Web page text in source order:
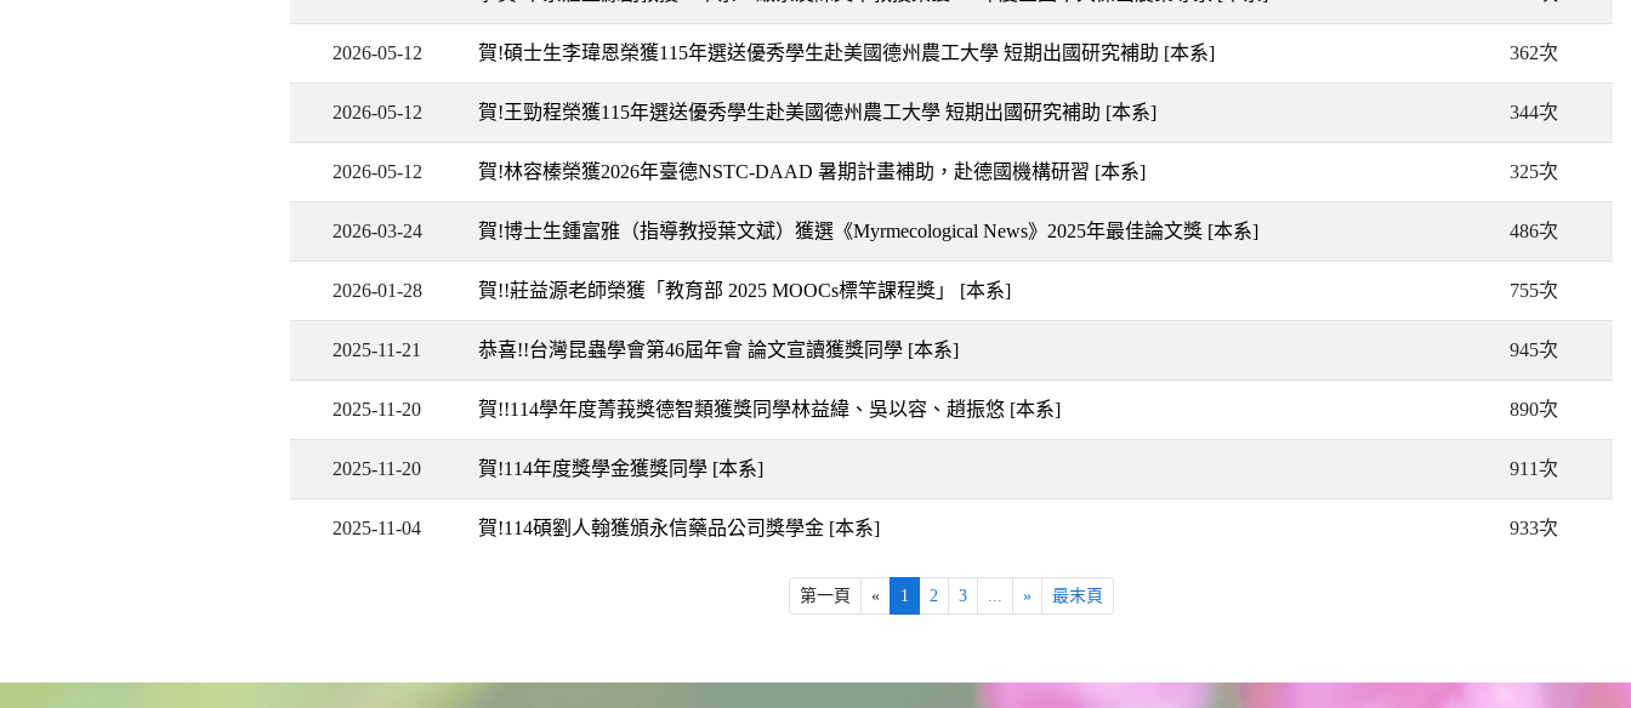
2026-05-12 賀!碩士生李瑋恩榮獲115年選送優秀學生赴美國德州農工大學 短期出國研究補助 [本系] 362次
2026-05-12 賀!王勁程榮獲115年選送優秀學生赴美國德州農工大學 短期出國研究補助 [本系] 344次
2026-05-12 賀!林容榛榮獲2026年臺德NSTC-DAAD 暑期計畫補助，赴德國機構研習 [本系] 325次
2026-03-24 賀!博士生鍾富雅（指導教授葉文斌）獲選《Myrmecological News》2025年最佳論文獎 [本系] 486次
2026-01-28 賀!!莊益源老師榮獲「教育部 2025 MOOCs標竿課程獎」 [本系] 755次
2025-11-21 恭喜!!台灣昆蟲學會第46屆年會 論文宣讀獲獎同學 [本系] 945次
2025-11-20 賀!!114學年度菁莪獎德智類獲獎同學林益緯、吳以容、趙振悠 [本系] 890次
2025-11-20 賀!114年度獎學金獲獎同學 [本系] 911次
2025-11-04 賀!114碩劉人翰獲頒永信藥品公司獎學金 [本系] 933次
第一頁 « 1 2 3 ... » 最末頁